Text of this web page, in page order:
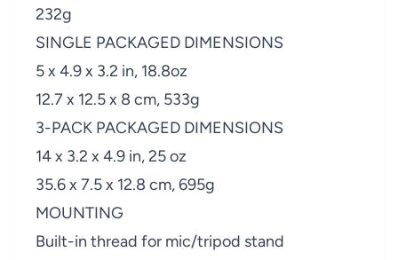
232g
SINGLE PACKAGED DIMENSIONS
5 x 4.9 x 3.2 in, 18.8oz
12.7 x 12.5 x 8 cm, 533g
3-PACK PACKAGED DIMENSIONS
14 x 3.2 x 4.9 in, 25 oz
35.6 x 7.5 x 12.8 cm, 695g
MOUNTING
Built-in thread for mic/tripod stand